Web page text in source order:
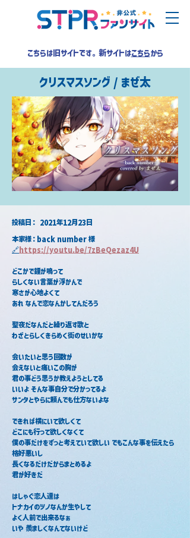
こちらは旧サイトです。新サイトはこちらから
クリスマスソング / まぜ太
2021年12月23日
​投稿日：
本家様：back number 様
🔗https://youtu.be/7zBeQezaz4U
どこかで鐘が鳴って
らしくない言葉が浮かんで
寒さが心地よくて
あれ なんで恋なんかしてんだろう
聖夜だなんだと繰り返す歌と
わざとらしくきらめく街のせいかな
会いたいと思う回数が
会えないと痛いこの胸が
君の事どう思うか教えようとしてる
いいよ そんな事自分で分かってるよ
サンタとやらに頼んでも仕方ないよな
できれば横にいて欲しくて
どこにも行って欲しくなくて
僕の事だけをずっと考えていて欲しい でもこんな事を伝えたら
格好悪いし
長くなるだけだからまとめるよ
君が好きだ
はしゃぐ恋人達は
トナカイのツノなんか生やして
よく人前で出来るなぁ
いや 羨ましくなんてないけど